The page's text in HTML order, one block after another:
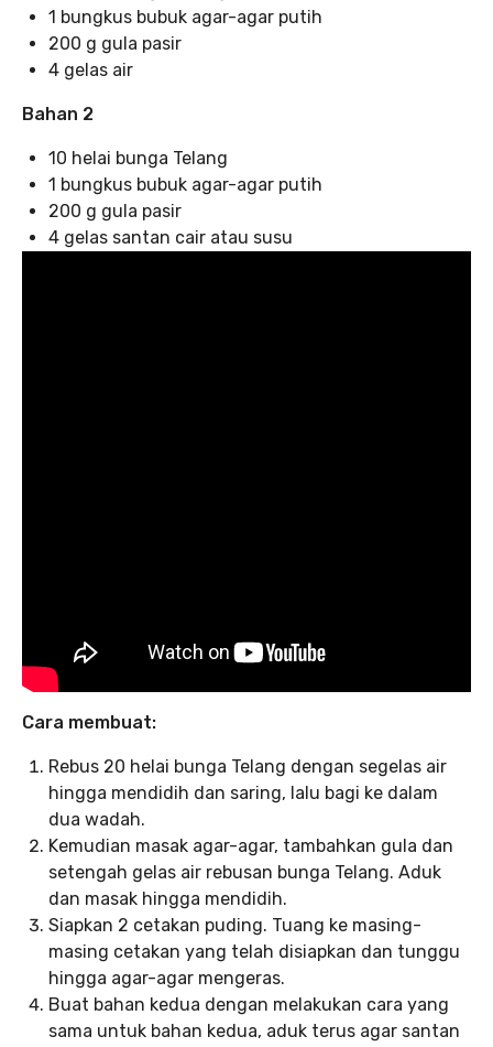
1 bungkus bubuk agar-agar putih
200 g gula pasir
4 gelas air
Bahan 2
10 helai bunga Telang
1 bungkus bubuk agar-agar putih
200 g gula pasir
4 gelas santan cair atau susu
Cara membuat:
Rebus 20 helai bunga Telang dengan segelas air
hingga mendidih dan saring, lalu bagi ke dalam
dua wadah.
Kemudian masak agar-agar, tambahkan gula dan
setengah gelas air rebusan bunga Telang. Aduk
dan masak hingga mendidih.
Siapkan 2 cetakan puding. Tuang ke masing-
masing cetakan yang telah disiapkan dan tunggu
hingga agar-agar mengeras.
Buat bahan kedua dengan melakukan cara yang
sama untuk bahan kedua, aduk terus agar santan